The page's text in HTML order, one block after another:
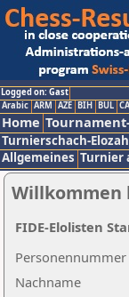
Logged on: Gast
Arabic ARM AZE BIH BUL
Home
Turnierschach-
Allgemeines Turnier
Willkommen
Nachname
Personennummer
FIDE-Elolisten